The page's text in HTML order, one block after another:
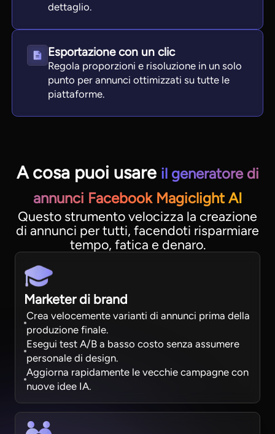
dettaglio.
Esportazione con un clic
Regola proporzioni e risoluzione in un solo
punto per annunci ottimizzati su tutte le
piattaforme.
A cosa puoi usare il generatore di
annunci Facebook Magiclight AI
Questo strumento velocizza la creazione
di annunci per tutti, facendoti risparmiare
tempo, fatica e denaro.
Marketer di brand
Crea velocemente varianti di annunci prima della
produzione finale.
Esegui test A/B a basso costo senza assumere
personale di design.
Aggiorna rapidamente le vecchie campagne con
nuove idee IA.